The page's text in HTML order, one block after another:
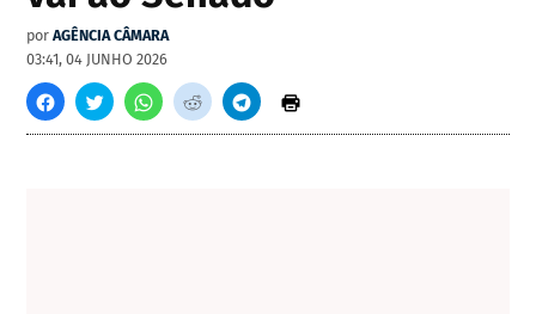
por AGÊNCIA CÂMARA
03:41, 04 JUNHO 2026